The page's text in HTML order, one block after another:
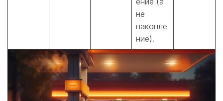
не
накопле
ние).